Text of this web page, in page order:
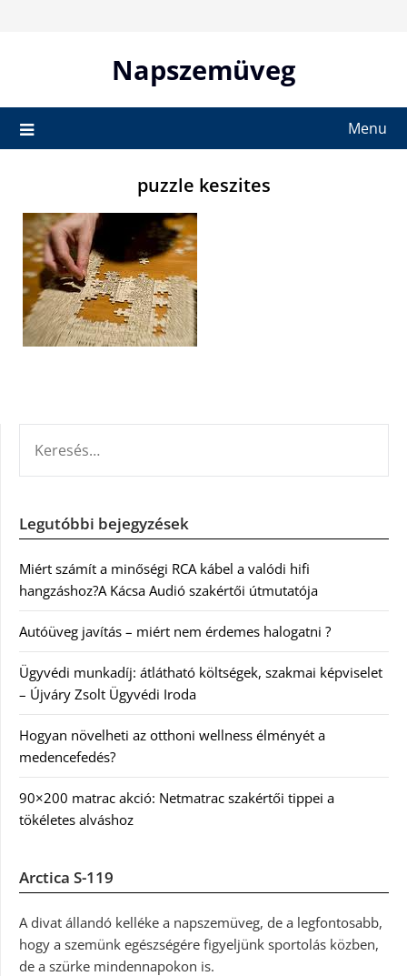
Napszemüveg
Menu
puzzle keszites
Legutóbbi bejegyzések
Miért számít a minőségi RCA kábel a valódi hifi
hangzáshoz?A Kácsa Audió szakértői útmutatója
Autóüveg javítás – miért nem érdemes halogatni ?
Ügyvédi munkadíj: átlátható költségek, szakmai képviselet
– Újváry Zsolt Ügyvédi Iroda
Hogyan növelheti az otthoni wellness élményét a
medencefedés?
90×200 matrac akció: Netmatrac szakértői tippei a
tökéletes alváshoz
Arctica S-119
A divat állandó kelléke a napszemüveg, de a legfontosabb,
hogy a szemünk egészségére figyeljünk sportolás közben,
de a szürke mindennapokon is.